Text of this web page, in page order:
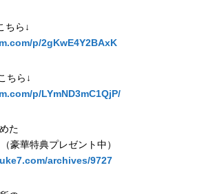
ちら↓
p/2gKwE4Y2BAxK
ちら↓
p/LYmND3mC1QjP/
た
豪華特典プレゼント中）
archives/9727